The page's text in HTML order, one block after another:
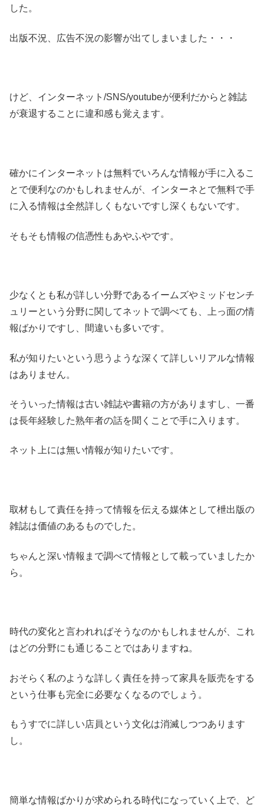
した。
出版不況、広告不況の影響が出てしまいました・・・
けど、インターネット/SNS/youtubeが便利だからと雑誌
が衰退することに違和感も覚えます。
確かにインターネットは無料でいろんな情報が手に入るこ
とで便利なのかもしれませんが、インターネとで無料で手
に入る情報は全然詳しくもないですし深くもないです。
そもそも情報の信憑性もあやふやです。
少なくとも私が詳しい分野であるイームズやミッドセンチ
ュリーという分野に関してネットで調べても、上っ面の情
報ばかりですし、間違いも多いです。
私が知りたいという思うような深くて詳しいリアルな情報
はありません。
そういった情報は古い雑誌や書籍の方がありますし、一番
は長年経験した熟年者の話を聞くことで手に入ります。
ネット上には無い情報が知りたいです。
取材もして責任を持って情報を伝える媒体として枻出版の
雑誌は価値のあるものでした。
ちゃんと深い情報まで調べて情報として載っていましたか
ら。
時代の変化と言われればそうなのかもしれませんが、これ
はどの分野にも通じることではありますね。
おそらく私のような詳しく責任を持って家具を販売をする
という仕事も完全に必要なくなるのでしょう。
もうすでに詳しい店員という文化は消滅しつつあります
し。
簡単な情報ばかりが求められる時代になっていく上で、ど